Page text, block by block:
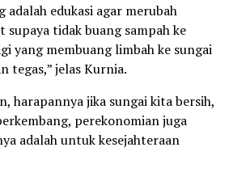
edukasi agar merubah
supaya tidak buang sampah ke
yang membuang limbah ke sungai
tegas,” jelas Kurnia.
harapannya jika sungai kita bersih,
perekonomian juga
adalah untuk kesejahteraan